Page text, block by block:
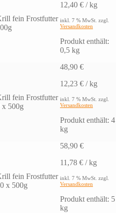
fein Frostfutter
12,40 € /kg
inkl. 7 % MwSt. zzgl.
Versandkosten
Produkt enthält:
0,5 kg
fein Frostfutter
x 500g
48,90 €
12,23 € /kg
inkl. 7 % MwSt. zzgl.
Versandkosten
Produkt enthält: 4
kg
fein Frostfutter
x 500g
58,90 €
11,78 € /kg
inkl. 7 % MwSt. zzgl.
Versandkosten
Produkt enthält: 5
kg